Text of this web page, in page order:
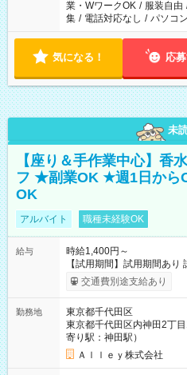
業・WワークOK / 服装自由
集 / 電話対応なし / パソコ
気になる！ 応
未
【座り＆手作業中心】香
フ ★副業OK ★週1日から
OK
アルバイト 職種未経験OK
給与
時給1,400円～
【試用期間】試用期間あ
給与は本採用時と同じです。
交通費別途支給あり
勤務地
東京都千代田区
東京都千代田区内神田2丁
寄り駅：神田駅）
Ａｌｌｅｙ株式会社